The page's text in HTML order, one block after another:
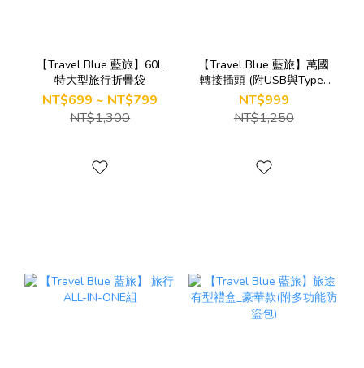
【Travel Blue 藍旅】60L
特大型旅行折疊袋
NT$699 ~ NT$799
NT$1,300
【Travel Blue 藍旅】萬國
轉接插頭 (附USB與Type-
C插孔)
NT$999
NT$1,250